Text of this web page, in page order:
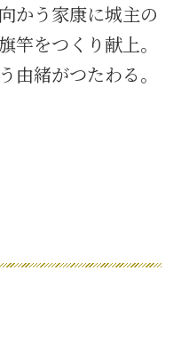
かう家康に城主の
竿をつくり献上。
由緒がつたわる。